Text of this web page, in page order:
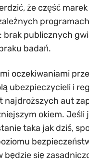
że część
brak publicznych
badań.
oczekiwaniami
ubezpieczycieli i
najdroższych aut
okiem. Jeśli
taka jak dziś,
będzie się